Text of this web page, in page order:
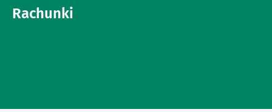
Rachunki